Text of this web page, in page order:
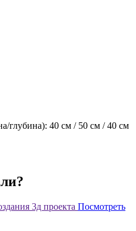
глубина): 40 см / 50 см / 40 см
3д проекта Посмотреть